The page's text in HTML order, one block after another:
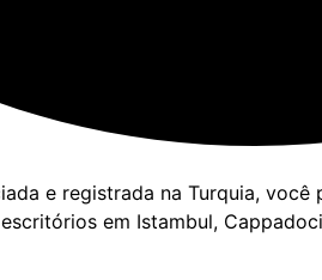
e registrada na Turquia,
em Istambul,